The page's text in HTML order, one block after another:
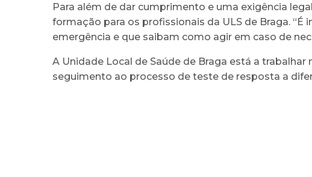
Para além de dar cumprimento e uma exigência
formação para os profissionais da ULS de Braga.
emergência e que saibam como agir em caso de
A Unidade Local de Saúde de Braga está a
seguimento ao processo de teste de resposta a